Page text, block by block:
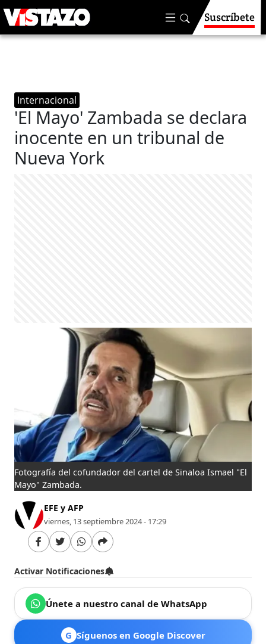
Suscríbete
Internacional
'El Mayo' Zambada se declara
inocente en un tribunal de
Nueva York
Fotografía del cofundador del cartel de Sinaloa Ismael "El
Mayo" Zambada.
EFE y AFP
viernes, 13 septiembre 2024 - 17:29
Activar Notificaciones
Únete a nuestro canal de WhatsApp
G Síguenos en Google Discover